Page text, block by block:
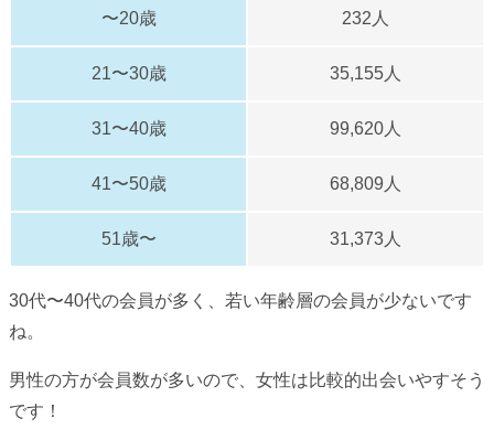
〜20歳 232人
21〜30歳 35,155人
31〜40歳 99,620人
41〜50歳 68,809人
51歳〜 31,373人
30代〜40代の会員が多く、若い年齢層の会員が少ないです
ね。
男性の方が会員数が多いので、女性は比較的出会いやすそう
です！